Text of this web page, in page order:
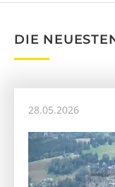
DIE
28.05.2026